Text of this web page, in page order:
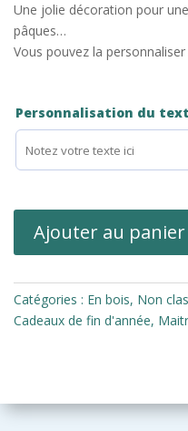
Une jolie décoration pour
pâques…
Vous pouvez la
Personnalisation du
Ajouter au panier
Catégories : En bois, Non
Cadeaux de fin d'année,